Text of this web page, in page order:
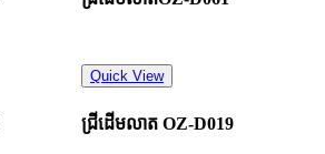
Quick View
ជ្រីដើមលាត OZ-D019